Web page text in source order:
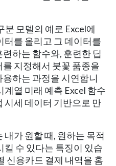
분 모델의 예로 Excel에
터를 올리고 그 데이터를
하는 함수와, 훈련한 딥
지정해서 붓꽃 품종을
하는 과정을 시연합니
계열 미래 예측 Excel 함수
시세 데이터 기반으로 만
가 원할 때, 원하는 목적
킬 수 있다는 특징이 있습
신용카드 결제 내역을 홈